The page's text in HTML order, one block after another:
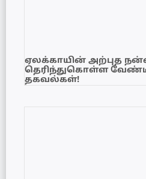
ஏலக்காயின் அற்புத
தெரிந்துகொள்ள
தகவல்கள்!